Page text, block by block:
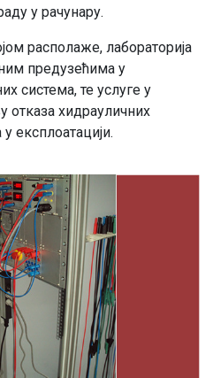
у рачунару.
располаже, лабораторија
предузећима у
система, те услуге у
отказа хидрауличних
експлоатацији.